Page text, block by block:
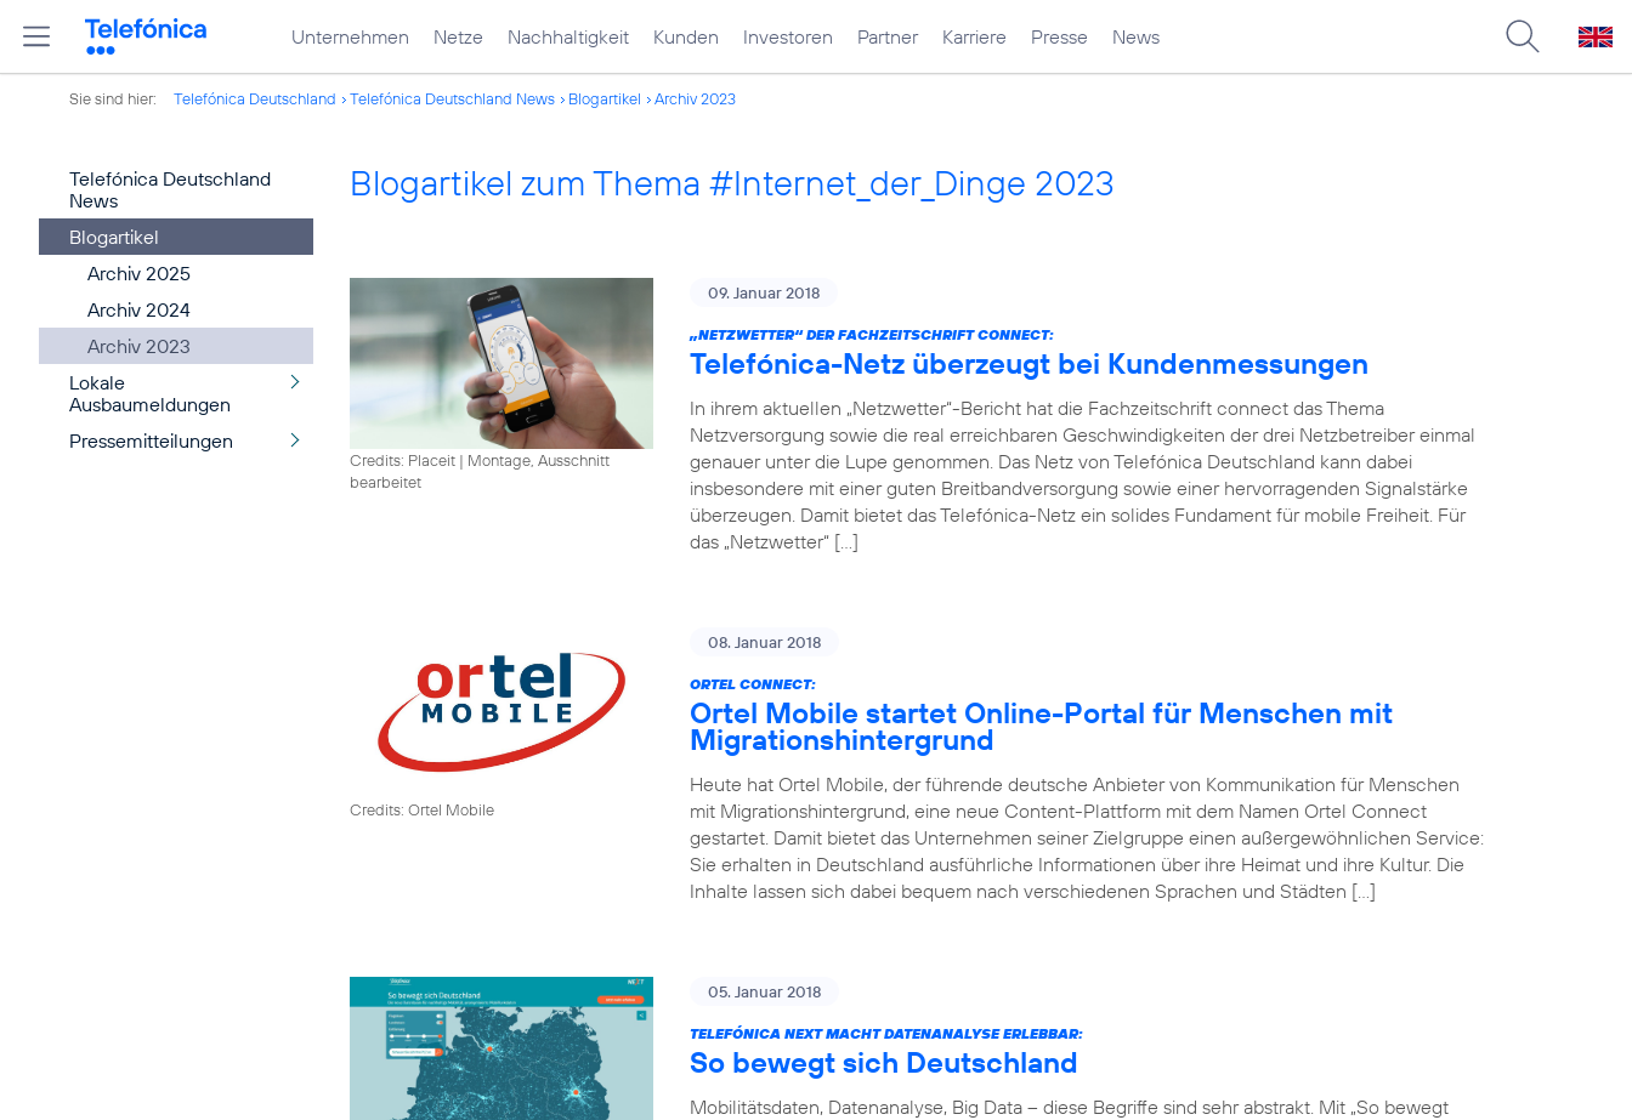
Unternehmen Netze Nachhaltigkeit Kunden Investoren Partner Karriere Presse News
Sie sind hier: Telefónica Deutschland Telefónica Deutschland News Blogartikel Archiv 2023
Telefónica Deutschland
News
Blogartikel
Archiv 2025
Archiv 2024
Archiv 2023
Lokale
Ausbaumeldungen
Pressemitteilungen
Blogartikel zum Thema #Internet_der_Dinge 2023
Credits: Placeit | Montage, Ausschnitt
bearbeitet
09. Januar 2018
„NETZWETTER“ DER FACHZEITSCHRIFT CONNECT:
Telefónica-Netz überzeugt bei Kundenmessungen
In ihrem aktuellen „Netzwetter“-Bericht hat die Fachzeitschrift connect das Thema
Netzversorgung sowie die real erreichbaren Geschwindigkeiten der drei Netzbetreiber einmal
genauer unter die Lupe genommen. Das Netz von Telefónica Deutschland kann dabei
insbesondere mit einer guten Breitbandversorgung sowie einer hervorragenden Signalstärke
überzeugen. Damit bietet das Telefónica-Netz ein solides Fundament für mobile Freiheit. Für
das „Netzwetter“ […]
Credits: Ortel Mobile
08. Januar 2018
ORTEL CONNECT:
Ortel Mobile startet Online-Portal für Menschen mit
Migrationshintergrund
Heute hat Ortel Mobile, der führende deutsche Anbieter von Kommunikation für Menschen
mit Migrationshintergrund, eine neue Content-Plattform mit dem Namen Ortel Connect
gestartet. Damit bietet das Unternehmen seiner Zielgruppe einen außergewöhnlichen Service:
Sie erhalten in Deutschland ausführliche Informationen über ihre Heimat und ihre Kultur. Die
Inhalte lassen sich dabei bequem nach verschiedenen Sprachen und Städten […]
05. Januar 2018
TELEFÓNICA NEXT MACHT DATENANALYSE ERLEBBAR:
So bewegt sich Deutschland
Mobilitätsdaten, Datenanalyse, Big Data – diese Begriffe sind sehr abstrakt. Mit „So bewegt